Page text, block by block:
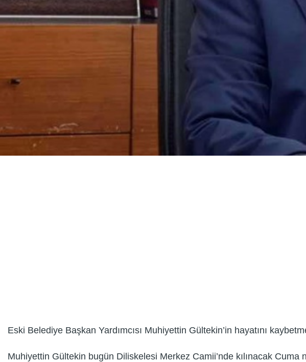
Eski Belediye Başkan Yardımcısı Muhiyettin Gültekin’in hayatını
Muhiyettin Gültekin bugün Diliskelesi Merkez Camii’nde kılınacak Cuma